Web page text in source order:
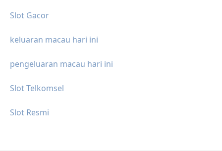
Slot Gacor
keluaran macau hari ini
pengeluaran macau hari ini
Slot Telkomsel
Slot Resmi